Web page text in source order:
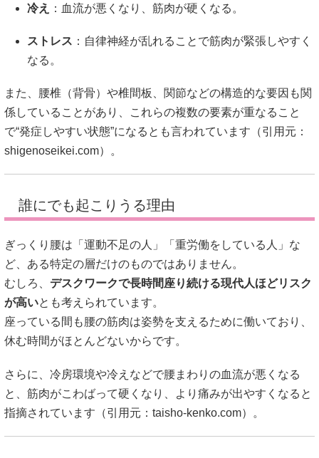
冷え ：血流が悪くなり、筋肉が硬くなる。
ストレス ：自律神経が乱れることで筋肉が緊張しやすく
なる。
また、腰椎（背骨）や椎間板、関節などの構造的な要因も関
係していることがあり、これらの複数の要素が重なること
で“発症しやすい状態”になるとも言われています（引用元：
shigenoseikei.com）。
誰にでも起こりうる理由
ぎっくり腰は「運動不足の人」「重労働をしている人」な
ど、ある特定の層だけのものではありません。
むしろ、 デスクワークで長時間座り続ける現代人ほどリスク
が高いとも考えられています。
座っている間も腰の筋肉は姿勢を支えるために働いており、
休む時間がほとんどないからです。
さらに、冷房環境や冷えなどで腰まわりの血流が悪くなる
と、筋肉がこわばって硬くなり、より痛みが出やすくなると
指摘されています（引用元： taisho-kenko.com）。